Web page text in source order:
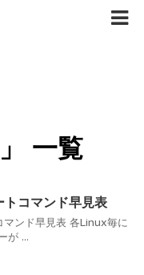
一覧
コマンド早見表
ンド早見表 各Linux毎に
が ...